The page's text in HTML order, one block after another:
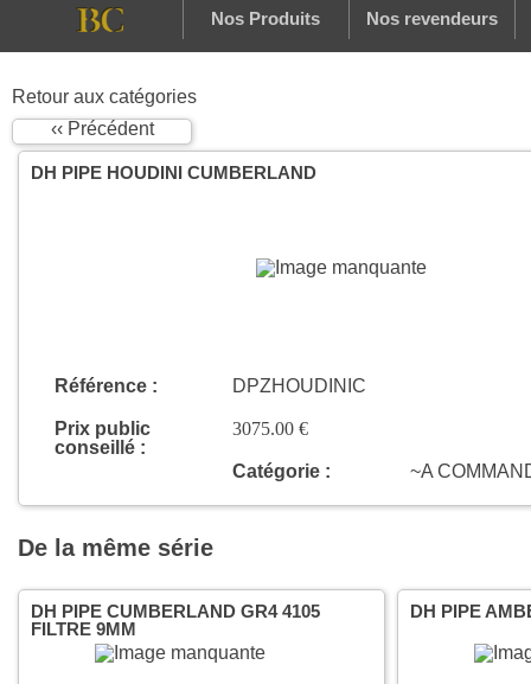
Nos Produits Nos revendeurs
Retour aux catégories
‹‹ Précédent
DH PIPE HOUDINI CUMBERLAND
Référence : DPZHOUDINIC
Prix public
conseillé :
3075.00 €
Catégorie : ~A
De la même série
DH PIPE CUMBERLAND GR4 4105
FILTRE 9MM
DH PIPE